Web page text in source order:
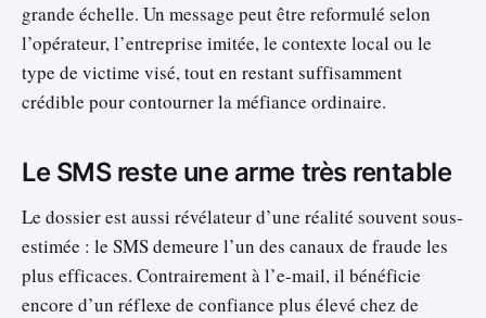
grande échelle. Un message peut être reformulé selon
l’opérateur, l’entreprise imitée, le contexte local ou le
type de victime visé, tout en restant suffisamment
crédible pour contourner la méfiance ordinaire.
Le SMS reste une arme très rentable
Le dossier est aussi révélateur d’une réalité souvent sous-
estimée : le SMS demeure l’un des canaux de fraude les
plus efficaces. Contrairement à l’e-mail, il bénéficie
encore d’un réflexe de confiance plus élevé chez de